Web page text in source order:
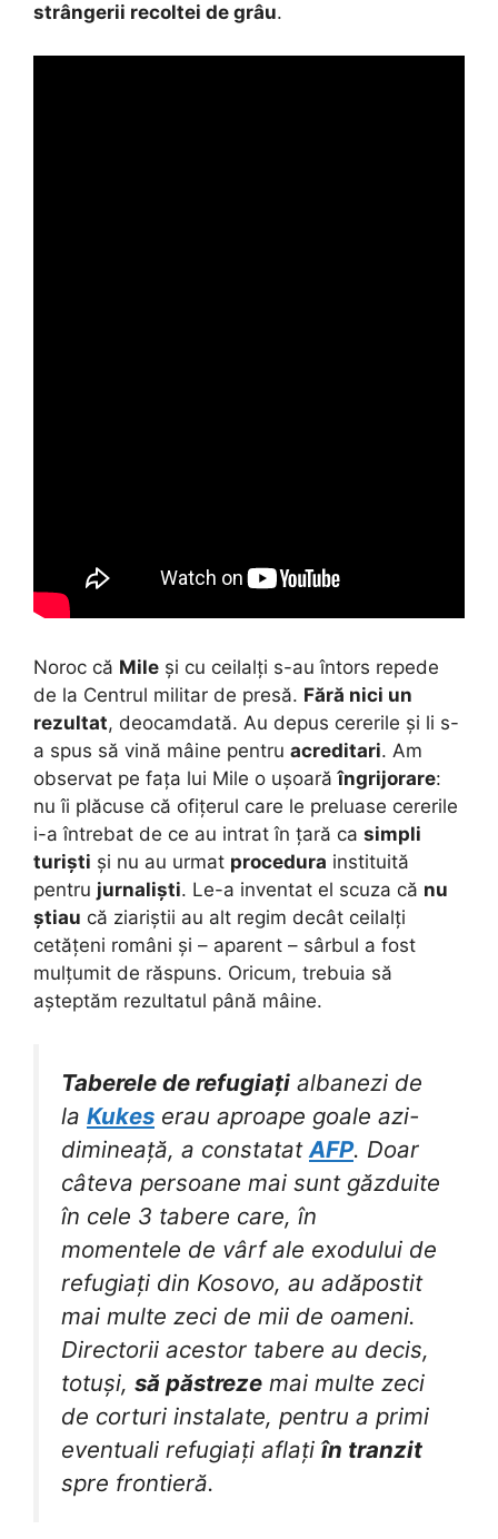
strângerii recoltei de grâu.
Noroc că Mile și cu ceilalți s-au întors repede
de la Centrul militar de presă. Fără nici un
rezultat, deocamdată. Au depus cererile și li s-
a spus să vină mâine pentru acreditari. Am
observat pe fața lui Mile o ușoarăîngrijorare:
nu îi plăcuse că ofițerul care le preluase cererile
i-a întrebat de ce au intrat în țară ca simpli
turiști și nu au urmat procedura instituită
pentru jurnaliști. Le-a inventat el scuza că nu
știau că ziariștii au alt regim decât ceilalți
cetățeni români și – aparent – sârbul a fost
mulțumit de răspuns. Oricum, trebuia să
așteptăm rezultatul până mâine.
Taberele de refugiați albanezi de
la Kukes erau aproape goale azi-
dimineață, a constatat AFP. Doar
câteva persoane mai sunt găzduite
în cele 3 tabere care, în
momentele de vârf ale exodului de
refugiați din Kosovo, au adăpostit
mai multe zeci de mii de oameni.
Directorii acestor tabere au decis,
totuși, să păstreze mai multe zeci
de corturi instalate, pentru a primi
eventuali refugiați aflați în tranzit
spre frontieră.